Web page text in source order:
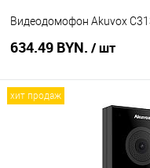
Видеодомофон Akuvox
634.49 BYN. / шт
В
хит продаж